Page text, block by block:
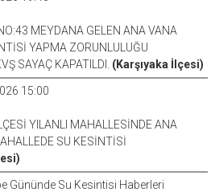
MEYDANA GELEN ANA VANA
YAPMA ZORUNLULUĞU
SAYAÇ KAPATILDI. (Karşıyaka İlçesi)
15:00
YILANLI MAHALLESİNDE ANA
SU KESİNTİSİ
Gününde Su Kesintisi Haberleri